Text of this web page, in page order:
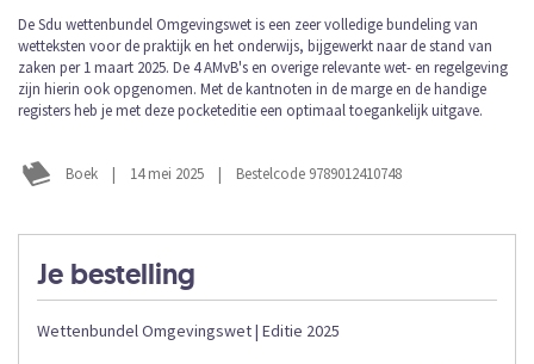
Je bestelling
Wettenbundel Omgevingswet | Editie 2025
het
einde
van
de
afbeeldingen-
Boek | 14 mei 2025 | Bestelcode 9789012410748
Ga
naar
het
begin
van
afbeeldingen-
gallerij
De Sdu wettenbundel Omgevingswet is een zeer volledige bundeling van
wetteksten voor de praktijk en het onderwijs, bijgewerkt naar de stand van
zaken per 1 maart 2025. De 4 AMvB's en overige relevante wet- en regelgeving
zijn hierin ook opgenomen. Met de kantnoten in de marge en de handige
registers heb je met deze pocketeditie een optimaal toegankelijk uitgave.